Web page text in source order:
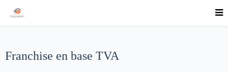
Franchise en base TVA